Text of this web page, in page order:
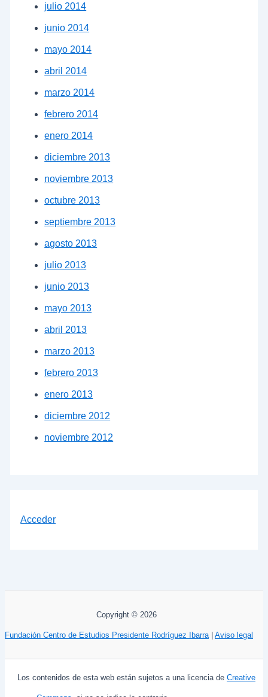
julio 2014
junio 2014
mayo 2014
abril 2014
marzo 2014
febrero 2014
enero 2014
diciembre 2013
noviembre 2013
octubre 2013
septiembre 2013
agosto 2013
julio 2013
junio 2013
mayo 2013
abril 2013
marzo 2013
febrero 2013
enero 2013
diciembre 2012
noviembre 2012
Acceder
Copyright © 2026
Fundación Centro de Estudios Presidente Rodríguez Ibarra| Aviso legal
Los contenidos de esta web están sujetos a una licencia de Creative